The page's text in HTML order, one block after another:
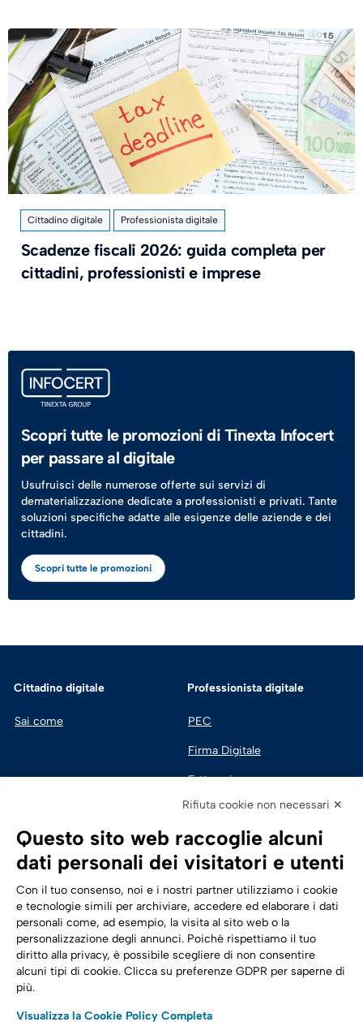
Cittadino digitale Professionista digitale
​Scadenze fiscali 2026: guida completa per
cittadini, professionisti e imprese
Scopri tutte le promozioni di Tinexta Infocert
per passare al digitale
Usufruisci delle numerose offerte sui servizi di
dematerializzazione dedicate a professionisti e privati. Tante
soluzioni specifiche adatte alle esigenze delle aziende e dei
cittadini.
Scopri tutte le promozioni
Cittadino digitale
Sai come
Professionista digitale
PEC
Firma Digitale
Fatturazione
Sicurezza Digitale
Cloud
Trasformazione digitale
Energia
Telecomunicazioni
Seguici su:
Rifiuta cookie non necessari ✕
Questo sito web raccoglie alcuni
dati personali dei visitatori e utenti
Con il tuo consenso, noi e i nostri partner utilizziamo i cookie
e tecnologie simili per archiviare, accedere ed elaborare i dati
personali come, ad esempio, la visita al sito web o la
personalizzazione degli annunci. Poiché rispettiamo il tuo
diritto alla privacy, è possibile scegliere di non consentire
alcuni tipi di cookie. Clicca su preferenze GDPR per saperne di
più.
Visualizza la Cookie Policy Completa